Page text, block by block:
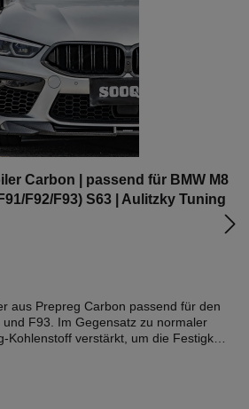
Carbon | passend für BMW M8
F92/F93) S63 | Aulitzky Tuning
aus Prepreg Carbon passend für den
zu normaler
Kohlenstoff verstärkt, um die Festigkeit